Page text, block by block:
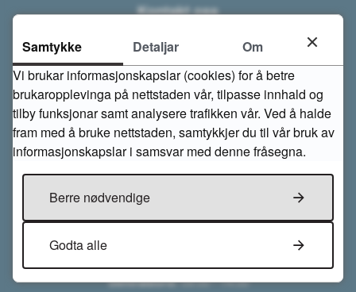
Kontakt oss
Åseral kommune
Gardsvegen 68
4540 Åseral
Tlf. 38 28 58 00
post@aseral.kommune.no
Send sikker post til kommunen
Org.nr: 964 966 842 (sjekk ut undernummer)
Konto nr: 3148 07 02142
Rådhuset:07:30 - 15:00
Sentralbord:09:00 - 14:00
Samtykke Detaljar
Om
Vi brukar informasjonskapslar (cookies) for å betre
brukaropplevinga på nettstaden vår, tilpasse innhald og
tilby funksjonar samt analysere trafikken vår. Ved å halde
fram med å bruke nettstaden, samtykkjer du til vår bruk av
informasjonskapslar i samsvar med denne fråsegna.
Berre nødvendige
Godta alle